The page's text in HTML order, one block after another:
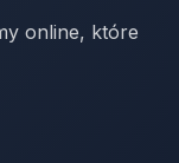
online, które